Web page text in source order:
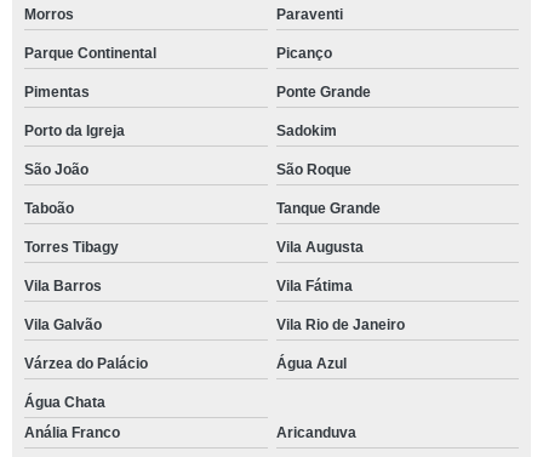
Morros Paraventi
Parque Continental Picanço
Pimentas Ponte Grande
Porto da Igreja Sadokim
São João São Roque
Taboão Tanque Grande
Torres Tibagy Vila Augusta
Vila Barros Vila Fátima
Vila Galvão Vila Rio de Janeiro
Várzea do Palácio Água Azul
Água Chata
Anália Franco
Aricanduva